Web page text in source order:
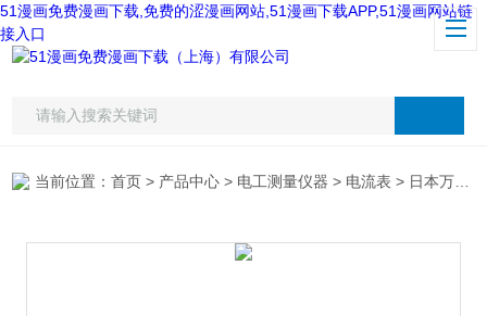
51漫画免费漫画下载,免费的涩漫画网站,51漫画下载APP,51漫画网站链
接入口
当前位置：首页 > 产品中心 > 电工测量仪器 > 电流表 > 日本万用M270交直流两用钳形电流表